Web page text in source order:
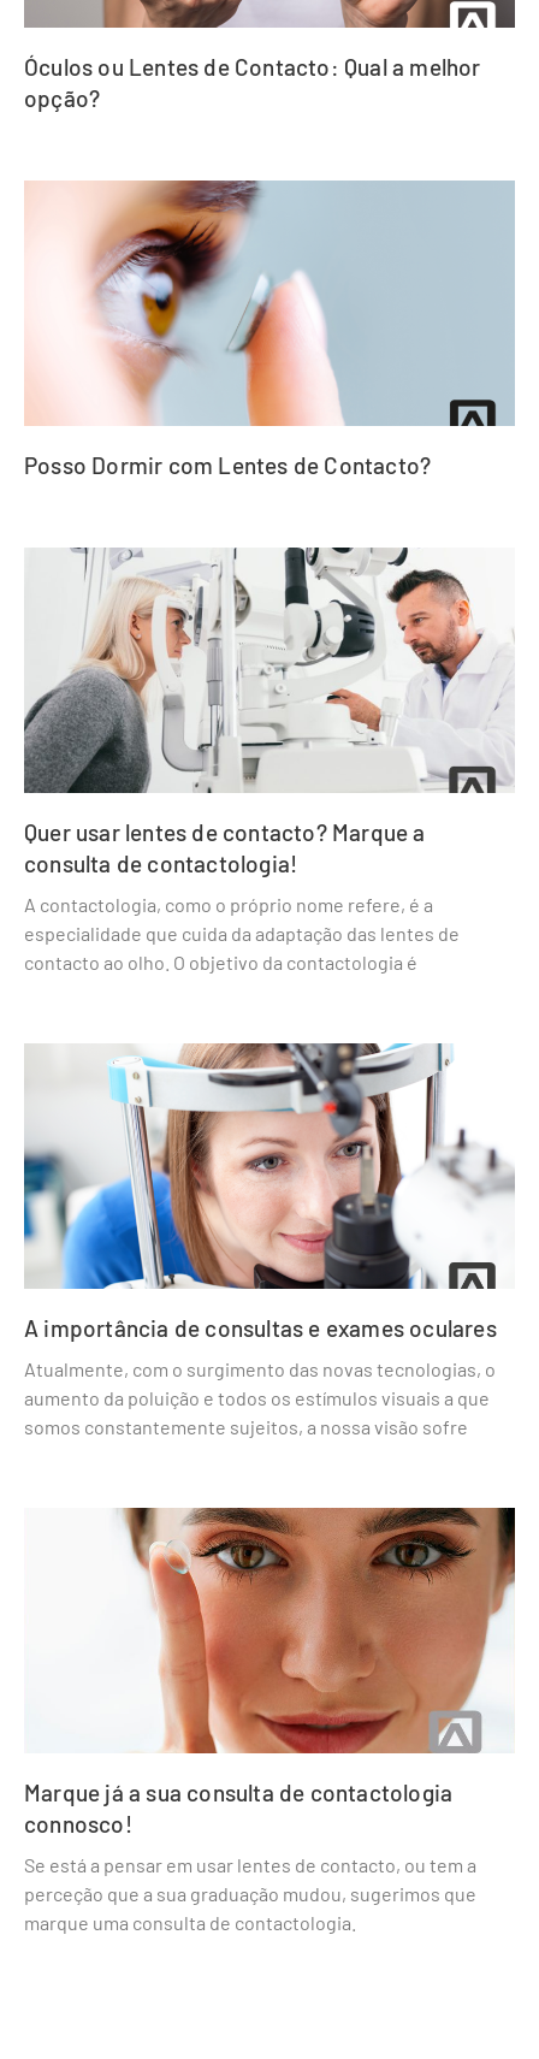
Óculos ou Lentes de Contacto: Qual a melhor
opção?
Posso Dormir com Lentes de Contacto?
Quer usar lentes de contacto? Marque a
consulta de contactologia!
A contactologia, como o próprio nome refere, é a
especialidade que cuida da adaptação das lentes de
contacto ao olho. O objetivo da contactologia é
A importância de consultas e exames oculares
Atualmente, com o surgimento das novas tecnologias, o
aumento da poluição e todos os estímulos visuais a que
somos constantemente sujeitos, a nossa visão sofre
Marque já a sua consulta de contactologia
connosco!
Se está a pensar em usar lentes de contacto, ou tem a
perceção que a sua graduação mudou, sugerimos que
marque uma consulta de contactologia.